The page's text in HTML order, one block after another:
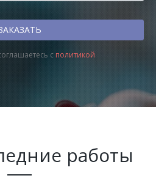
с политикой
работы